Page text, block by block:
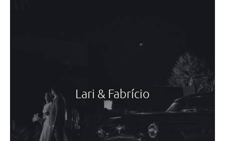
Lari & Fabrício